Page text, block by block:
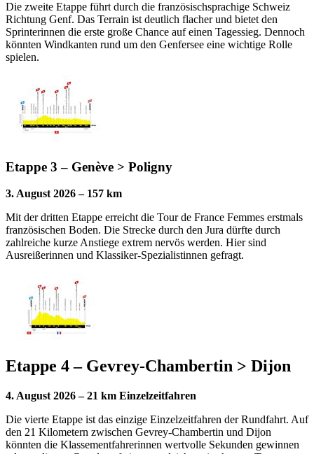
Die zweite Etappe führt durch die französischsprachige Schweiz
Richtung Genf. Das Terrain ist deutlich flacher und bietet den
Sprinterinnen die erste große Chance auf einen Tagessieg. Dennoch
könnten Windkanten rund um den Genfersee eine wichtige Rolle
spielen.
Etappe 3 – Genève > Poligny
3. August 2026 – 157 km
Mit der dritten Etappe erreicht die Tour de France Femmes erstmals
französischen Boden. Die Strecke durch den Jura dürfte durch
zahlreiche kurze Anstiege extrem nervös werden. Hier sind
Ausreißerinnen und Klassiker-Spezialistinnen gefragt.
Etappe 4 – Gevrey-Chambertin > Dijon
4. August 2026 – 21 km Einzelzeitfahren
Die vierte Etappe ist das einzige Einzelzeitfahren der Rundfahrt. Auf
den 21 Kilometern zwischen Gevrey-Chambertin und Dijon
könnten die Klassementfahrerinnen wertvolle Sekunden gewinnen